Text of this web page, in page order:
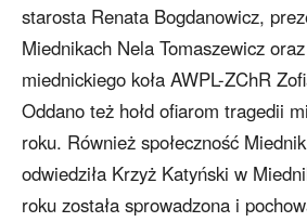
starosta Renata Bogdanowicz,
Miednikach Nela Tomaszewicz
miednickiego koła AWPL-ZChR
Oddano też hołd ofiarom tragedii
roku. Również społeczność
odwiedziła Krzyż Katyński w
roku została sprowadzona i